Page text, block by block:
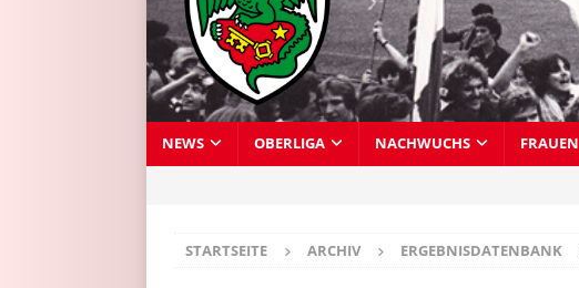
NEWS OBERLIGA NACHWUCHS FRAUEN
STARTSEITE ARCHIV ERGEBNISDATENBANK